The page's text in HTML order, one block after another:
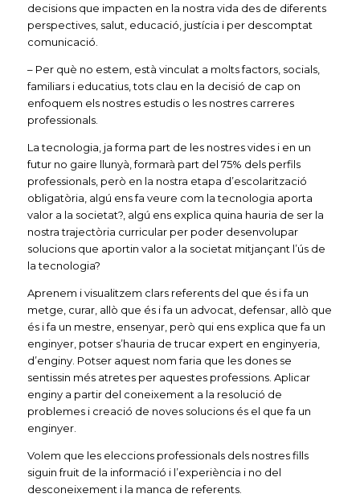
decisions que impacten en la nostra vida des de diferents
perspectives, salut, educació, justícia i per descomptat
comunicació.
– Per què no estem, està vinculat a molts factors, socials,
familiars i educatius, tots clau en la decisió de cap on
enfoquem els nostres estudis o les nostres carreres
professionals.
La tecnologia, ja forma part de les nostres vides i en un
futur no gaire llunyà, formarà part del 75% dels perfils
professionals, però en la nostra etapa d’escolarització
obligatòria, algú ens fa veure com la tecnologia aporta
valor a la societat?, algú ens explica quina hauria de ser la
nostra trajectòria curricular per poder desenvolupar
solucions que aportin valor a la societat mitjançant l’ús de
la tecnologia?
Aprenem i visualitzem clars referents del que és i fa un
metge, curar, allò que és i fa un advocat, defensar, allò que
és i fa un mestre, ensenyar, però qui ens explica que fa un
enginyer, potser s’hauria de trucar expert en enginyeria,
d’enginy. Potser aquest nom faria que les dones se
sentissin més atretes per aquestes professions. Aplicar
enginy a partir del coneixement a la resolució de
problemes i creació de noves solucions és el que fa un
enginyer.
Volem que les eleccions professionals dels nostres fills
siguin fruit de la informació i l’experiència i no del
desconeixement i la manca de referents.